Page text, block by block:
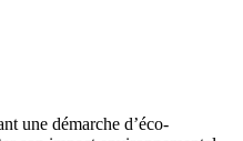
une démarche d’éco-